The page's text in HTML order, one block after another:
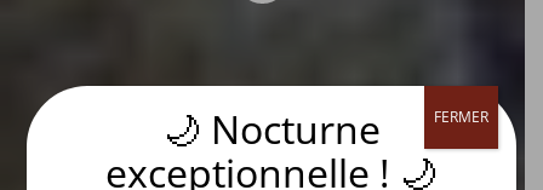
🌙 Nocturne
exceptionnelle ! 🌙
FERMER